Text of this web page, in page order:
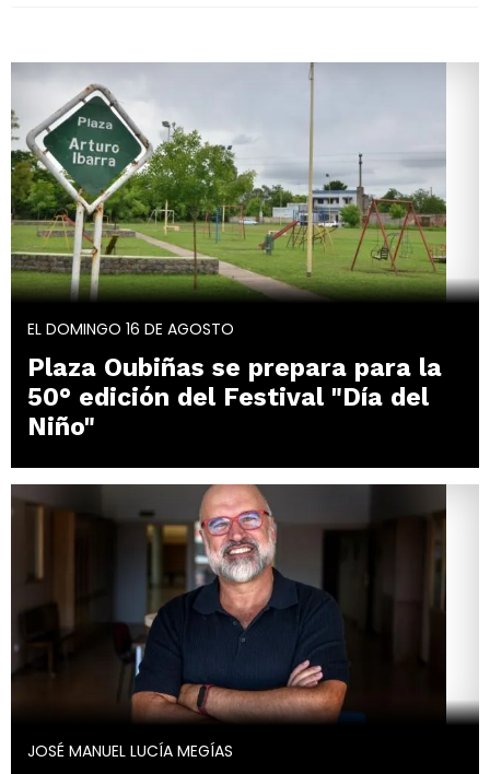
EL DOMINGO 16 DE AGOSTO
Plaza Oubiñas se prepara para la
50° edición del Festival "Día del
Niño"
JOSÉ MANUEL LUCÍA MEGÍAS